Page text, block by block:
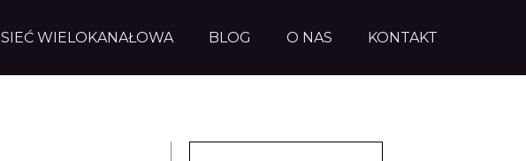
SIEĆ WIELOKANAŁOWA BLOG O NAS KONTAKT